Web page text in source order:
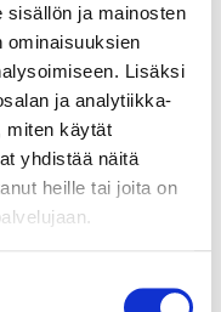
sisällön ja mainosten
ominaisuuksien
Lisäksi
ja analytiikka-
miten käytät
yhdistää näitä
heille tai joita on
hälyttävää
hälytetään
osallistuneensa
tietokonekurssille